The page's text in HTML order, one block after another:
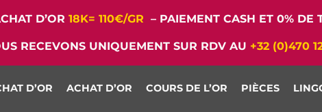
D’OR 18K= 110€/GR – PAIEMENT CASH ET 0% DE
RECEVONS UNIQUEMENT SUR RDV AU +32 (0)470
D’OR ACHAT D’OR COURS DE L’OR PIÈCES